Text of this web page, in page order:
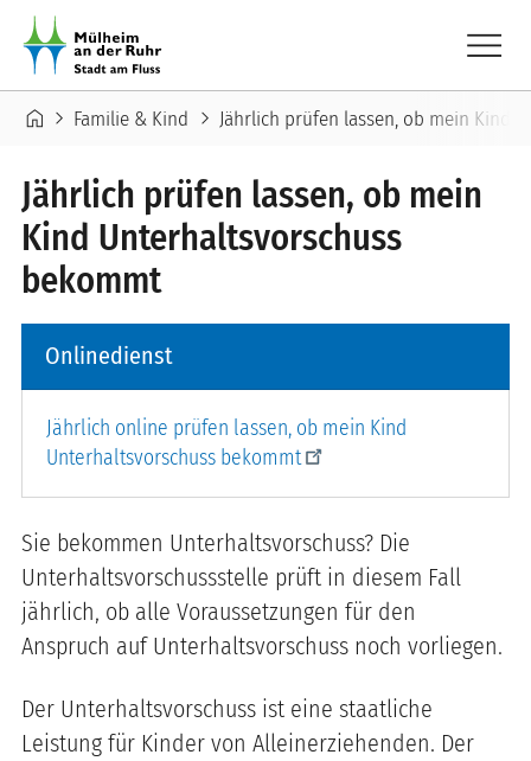
Direkt zum Inhalt menu
Pfadnavigation
home chevron_right Familie & Kind chevron_right Jährlich prüfen lassen, ob mein Kind
Jährlich prüfen lassen, ob mein
Kind Unterhaltsvorschuss
bekommt
Onlinedienst
Jährlich online prüfen lassen, ob mein Kind
Unterhaltsvorschuss bekommt
Sie bekommen Unterhaltsvorschuss? Die
Unterhaltsvorschussstelle prüft in diesem Fall
jährlich, ob alle Voraussetzungen für den
Anspruch auf Unterhaltsvorschuss noch vorliegen.
Der Unterhaltsvorschuss ist eine staatliche
Leistung für Kinder von Alleinerziehenden. Der